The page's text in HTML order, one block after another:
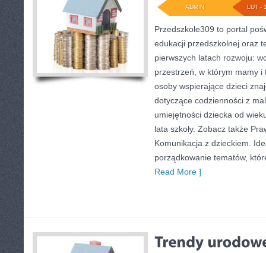
LUT -
ADMIN
Przedszkole309 to portal
edukacji przedszkolnej oraz
pierwszych latach rozwoju:
przestrzeń, w którym mamy i
osoby wspierające dzieci
dotyczące codzienności z
umiejętności dziecka od
lata szkoły. Zobacz także
Komunikacja z dzieckiem.
porządkowanie tematów,
Read More ]